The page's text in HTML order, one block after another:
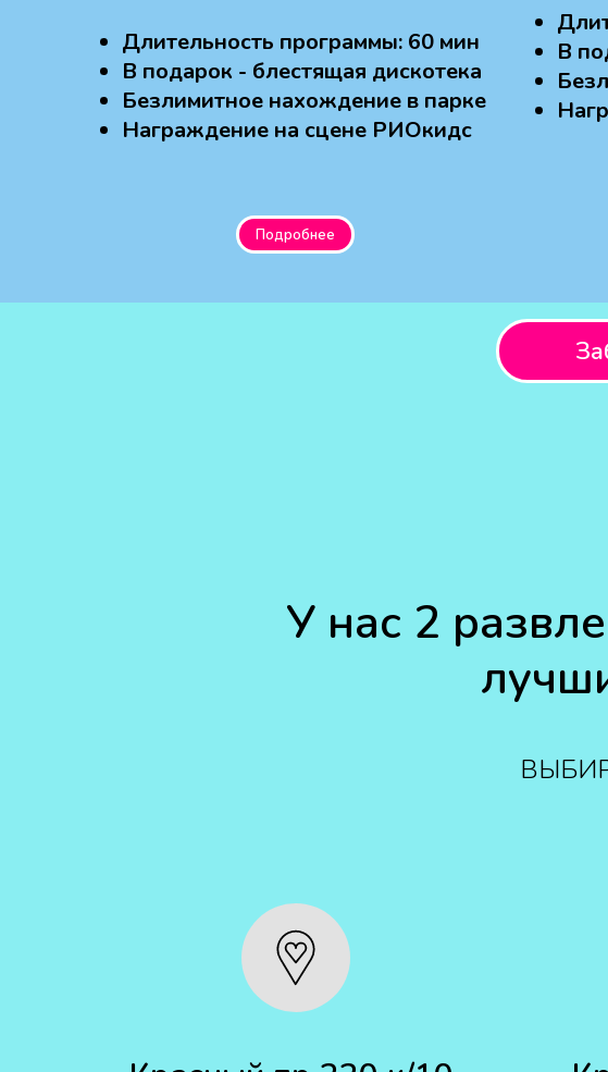
Длительность программы: 60 мин
В подарок - блестящая дискотека
Безлимитное нахождение в парке
Награждение на сцене РИОкидс
Подробнее
В
У нас 2